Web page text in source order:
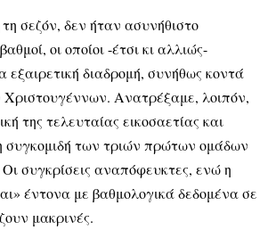
σεζόν, δεν ήταν ασυνήθιστο
οι οποίοι -έτσι κι αλλιώς-
εξαιρετική διαδρομή, συνήθως κοντά
Χριστουγέννων. Ανατρέξαμε, λοιπόν,
της τελευταίας εικοσαετίας και
των τριών πρώτων ομάδων
συγκρίσεις αναπόφευκτες, ενώ η
έντονα με βαθμολογικά δεδομένα σε
μακρινές.